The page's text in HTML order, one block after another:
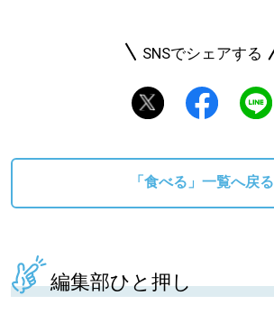
SNSでシェアする
「食べる」一覧へ戻る
編集部ひと押し